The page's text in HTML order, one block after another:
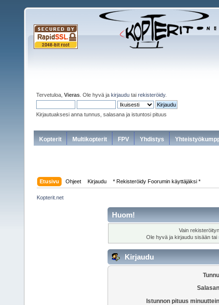
Tervetuloa, Vieras . Ole hyvä ja kirjaudu tai rekisteröidy.
Kirjautuaksesi anna tunnus, salasana ja istuntosi pituus
Kopterit Multikopterit FPV Yhdistys
Etusivu Ohjeet Kirjaudu * Rekisteröidy Foorumin käyttäjäksi *
Kopterit.net
Huom!
Vain
Ole hyvä ja kirjaudu sisään tai
Kirjaudu
Istunnon pituus